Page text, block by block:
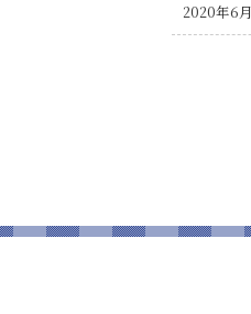
2020年6月